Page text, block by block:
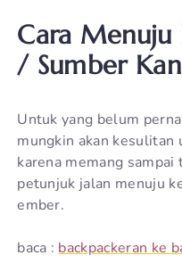
Cara Menuju
/ Sumber
Untuk yang belum
mungkin akan kesulitan
karena memang
petunjuk jalan menuju
ember.
baca :backpackeran ke